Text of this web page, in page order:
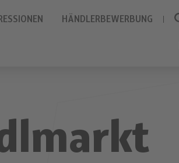
HÄNDLERBEWERBUNG